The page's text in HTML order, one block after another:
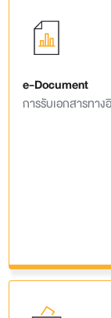
e-Document
การรับเอกสารทา